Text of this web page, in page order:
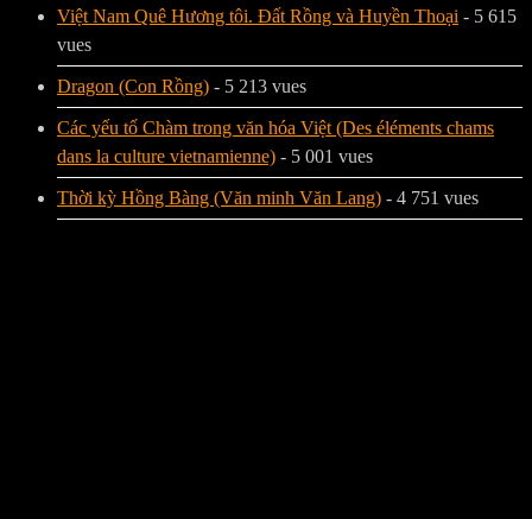
Việt Nam Quê Hương tôi. Đất Rồng và Huyền Thoại - 5 615
vues
Dragon (Con Rồng) - 5 213 vues
Các yếu tố Chàm trong văn hóa Việt (Des éléments chams
dans la culture vietnamienne) - 5 001 vues
Thời kỳ Hồng Bàng (Văn minh Văn Lang) - 4 751 vues